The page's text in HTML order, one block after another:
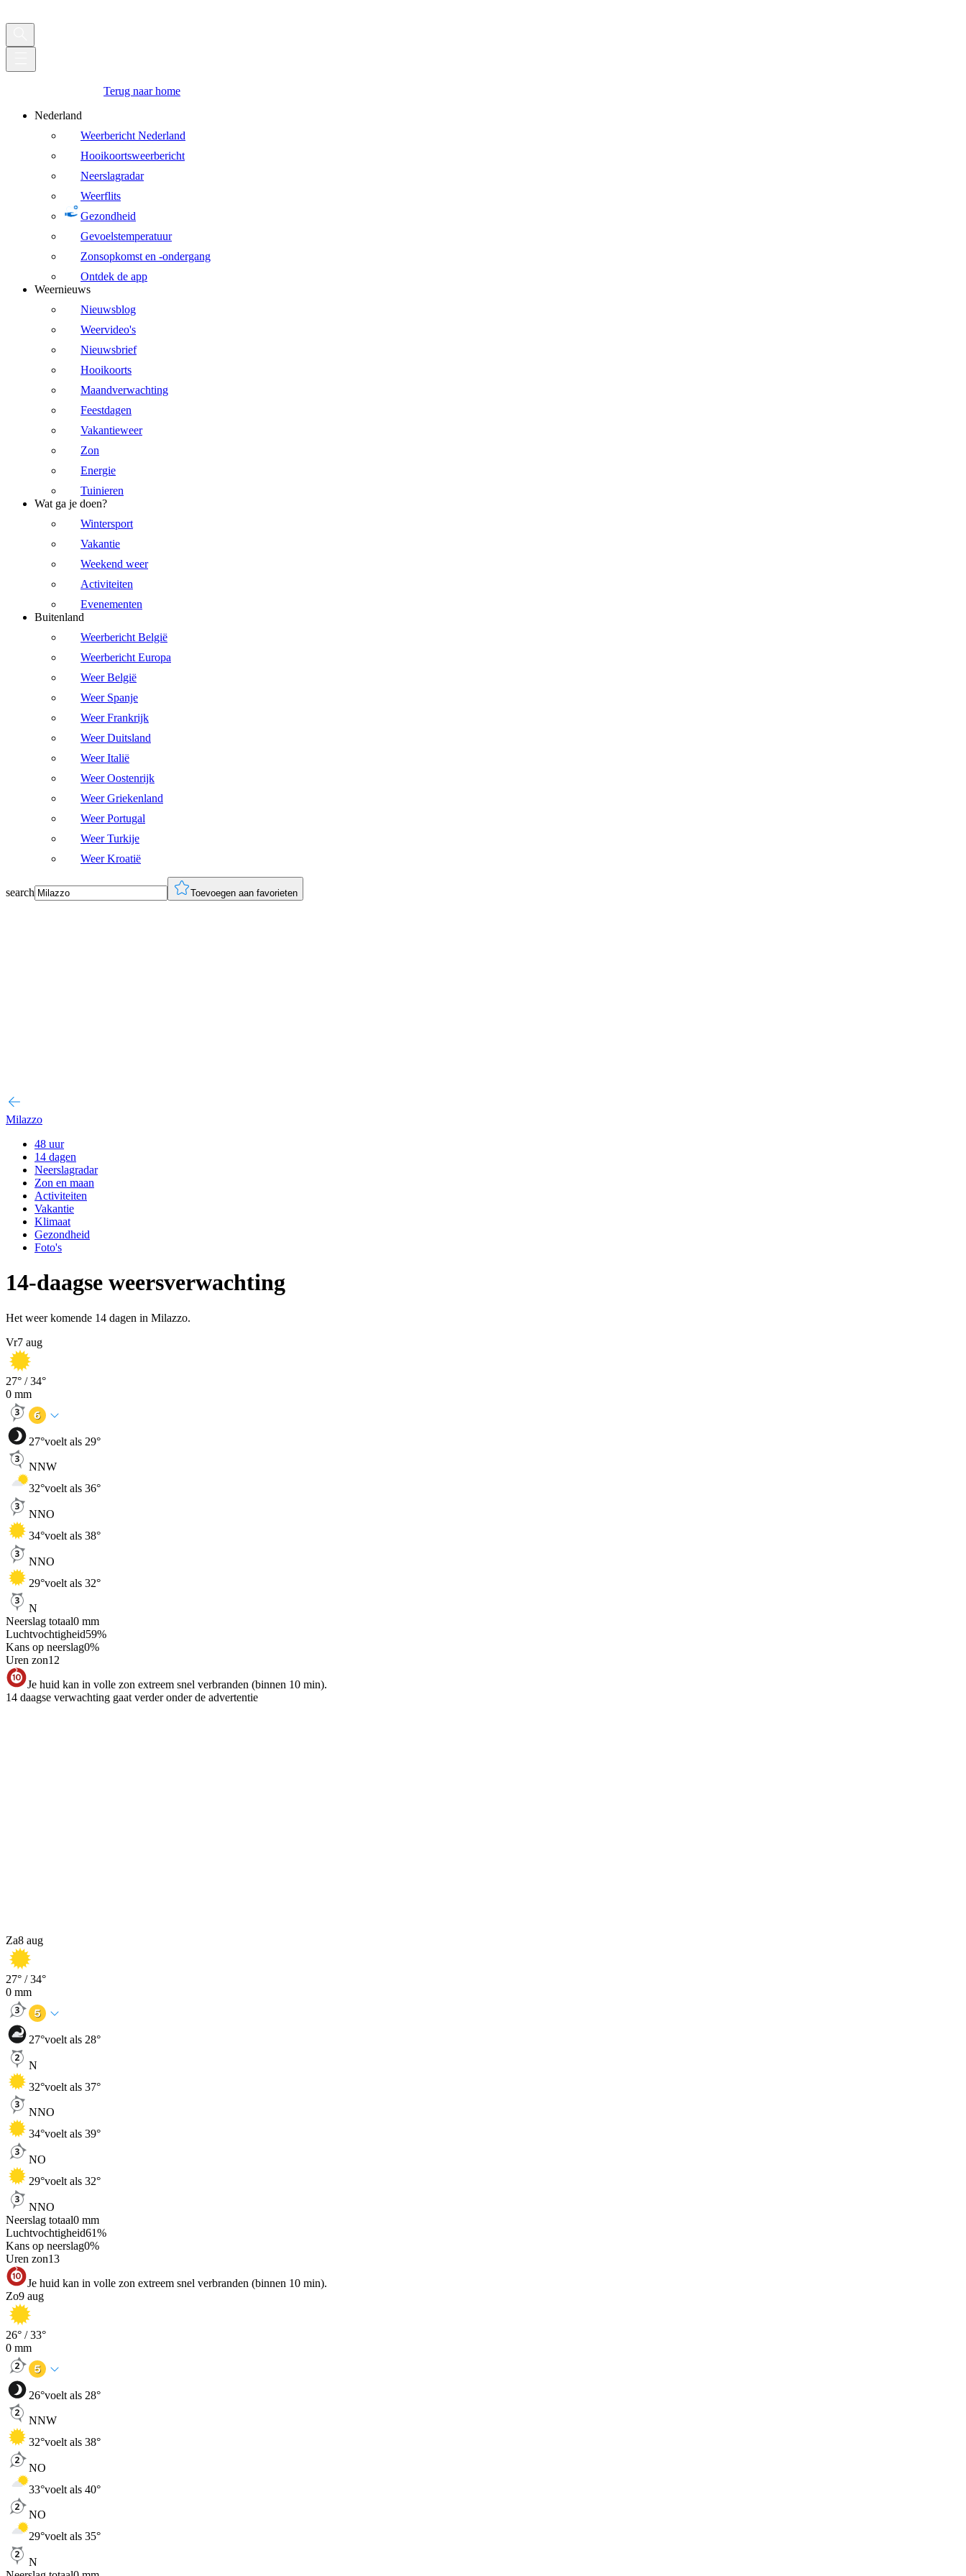
Terug naar home
Nederland
Weerbericht Nederland
Hooikoortsweerbericht
Neerslagradar
Weerflits
Gezondheid
Gevoelstemperatuur
Zonsopkomst en -ondergang
Ontdek de app
Weernieuws
Nieuwsblog
Weervideo's
Nieuwsbrief
Hooikoorts
Maandverwachting
Feestdagen
Vakantieweer
Zon
Energie
Tuinieren
Wat ga je doen?
Wintersport
Vakantie
Weekend weer
Activiteiten
Evenementen
Buitenland
Weerbericht België
Weerbericht Europa
Weer België
Weer Spanje
Weer Frankrijk
Weer Duitsland
Weer Italië
Weer Oostenrijk
Weer Griekenland
Weer Portugal
Weer Turkije
Weer Kroatië
search Toevoegen aan favorieten
Milazzo
48 uur
14 dagen
Neerslagradar
Zon en maan
Activiteiten
Vakantie
Klimaat
Gezondheid
Foto's
14-daagse weersverwachting
Het weer komende 14 dagen in Milazzo.
Vr7 aug
27° /34°
0 mm
27°voelt als 29°
NNW
32°voelt als 36°
NNO
34°voelt als 38°
NNO
29°voelt als 32°
N
Neerslag totaal0 mm
Luchtvochtigheid59%
Kans op neerslag0%
Uren zon12
Je huid kan in volle zon extreem snel verbranden (binnen 10 min).
14 daagse verwachting gaat verder onder de advertentie
Za8 aug
27° /34°
0 mm
27°voelt als 28°
N
32°voelt als 37°
NNO
34°voelt als 39°
NO
29°voelt als 32°
NNO
Neerslag totaal0 mm
Luchtvochtigheid61%
Kans op neerslag0%
Uren zon13
Je huid kan in volle zon extreem snel verbranden (binnen 10 min).
Zo9 aug
26° /33°
0 mm
26°voelt als 28°
NNW
32°voelt als 38°
NO
33°voelt als 40°
NO
29°voelt als 35°
N